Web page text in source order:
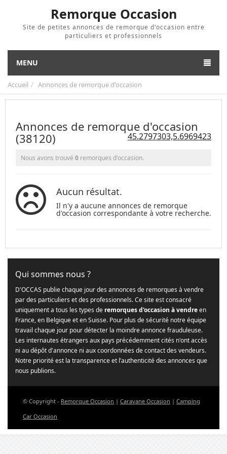
Remorque Occasion
Site de petites annonces de remorque d'occasion entre
particuliers et professionnels
MENU
Accueil Annonces de remorque d'occasion
Annonces de remorque d'occasion
(38120)
45.2797303,5.6969423
Nous avons trouvé 0 remorques d'occasion.
Aucun résultat.
Il n'y a aucune annonces de remorque
d'occasion correspondante à votre recherche.
Qui sommes nous ?
D'OCCAS publie chaque jour des annonces de remorques à vendre
par des particuliers et des professionnels. Ce site est consacré
uniquement a tous les types de remorques d'occasion à vendreen
France, en Belgique et en Suisse. Pour plus de sécurité notre équipe
travail chaque jour pour détecter la moindre annonce frauduleuse.
Les internautes étrangers aux pays précédemment cités n'ont accès
ni au dépôt d'annonce ni aux coordonnées de contact des vendeurs.
Notre priorité est la transparence et l’authenticité des annonces que
nous publions.
© Copyright - Remorque Occasion | Caravane Occasion | Camping
Car Occasion